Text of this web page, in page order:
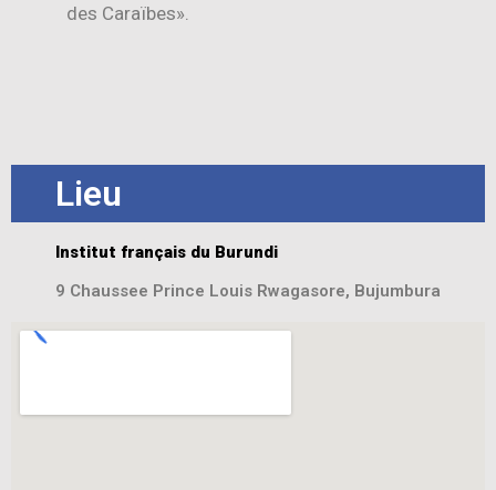
des Caraïbes».
Lieu
Institut français du Burundi
9 Chaussee Prince Louis Rwagasore, Bujumbura